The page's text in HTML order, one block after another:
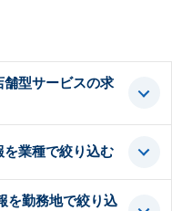
型サービスの求
業種で絞り込む
を勤務地で絞り込